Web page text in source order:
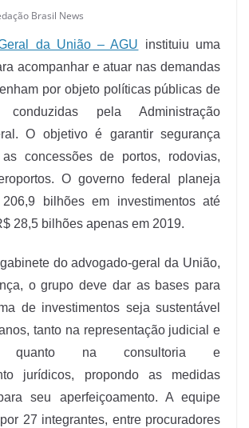
Brasil News
da União – AGU instituiu uma
acompanhar e atuar nas demandas
por objeto políticas públicas de
conduzidas pela Administração
O objetivo é garantir segurança
concessões de portos, rodovias,
O governo federal planeja
bilhões em investimentos até
28,5 bilhões apenas em 2019.
do advogado-geral da União,
o grupo deve dar as bases para
de investimentos seja sustentável
tanto na representação judicial e
quanto na consultoria e
jurídicos, propondo as medidas
seu aperfeiçoamento. A equipe
27 integrantes, entre procuradores